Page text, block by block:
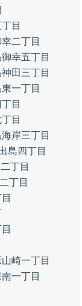
目
二丁目
幸五丁目
田三丁目
一丁目
目
目
岸三丁目
島四丁目
丁目
丁目
崎一丁目
一丁目